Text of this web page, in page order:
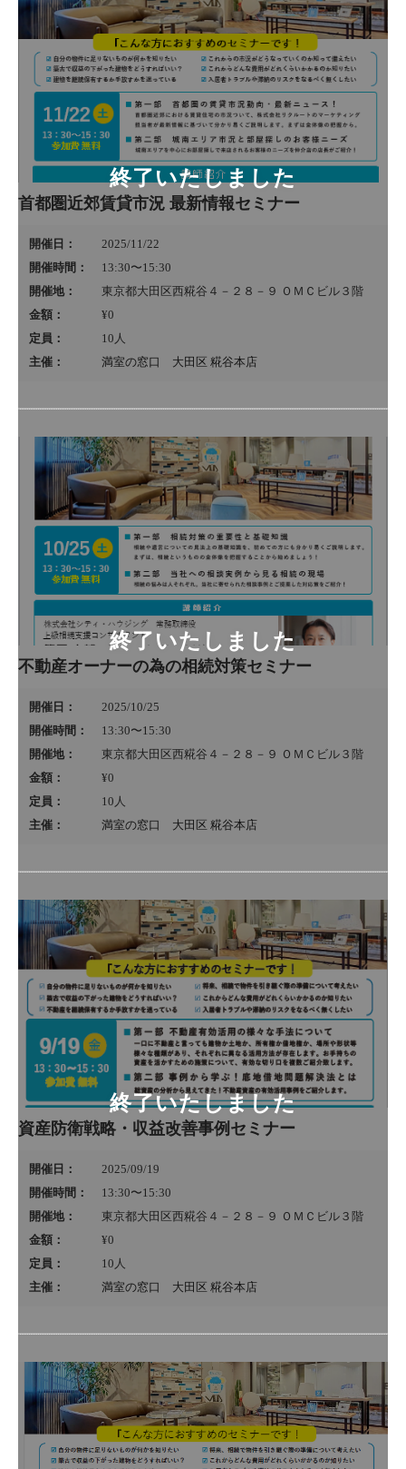
首都圏近郊賃貸市況 最新情報セミナー
開催日：
2025/11/22
開催時間：
13:30〜15:30
開催地：
東京都大田区西糀谷４－２８－９ ＯＭＣビル３階
金額：
¥0
定員：
10 人
主催：
満室の窓口 大田区 糀谷本店
不動産オーナーの為の相続対策セミナー
開催日：
2025/10/25
開催時間：
13:30〜15:30
開催地：
東京都大田区西糀谷４－２８－９ ＯＭＣビル３階
金額：
¥0
定員：
10 人
主催：
満室の窓口 大田区 糀谷本店
資産防衛戦略・収益改善事例セミナー
開催日：
2025/09/19
開催時間：
13:30〜15:30
開催地：
東京都大田区西糀谷４－２８－９ ＯＭＣビル３階
金額：
¥0
定員：
10 人
主催：
満室の窓口 大田区 糀谷本店